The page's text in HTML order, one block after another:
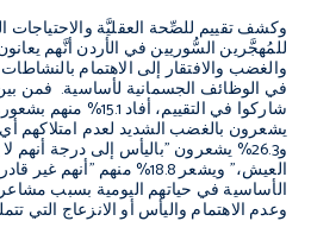
وكشف تقييم للصِّحة العقليَّة والاحتياجات
للمُهجَّرين السُّوريين في الأردن أنَّهم
والغضب والافتقار إلى الاهتمام
يشعرون بالغضب الشديد لعدم
و26.3% يشعرون "باليأس إلى درجة أنهم
العيش،" ويشعر 18.8% منهم
الأساسية في حياتهم اليومية بسبب
وعدم الاهتمام واليأس أو الانزعاج التي